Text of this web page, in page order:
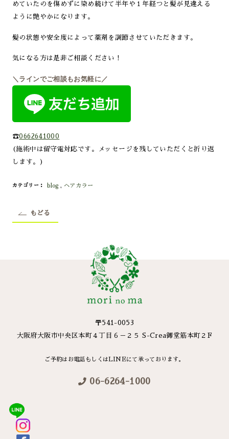
めていたのを傷めずに染め続けて半年や１年経つと髪が見違える
ように艶やかになります。
髪の状態や安全度によって薬剤を調節させていただきます。
気になる方は是非ご相談ください！
＼ラインでご相談もお気軽に／
☎0662641000
(施術中は留守電対応です。メッセージを残していただくと折り返
します。)
カテゴリー blog ,ヘアカラー
もどる
〒541-0053
大阪府大阪市中央区本町４丁目６－２５ S-Crea御堂筋本町２F
ご予約はお電話もしくはLINEにて承っております。
06-6264-1000